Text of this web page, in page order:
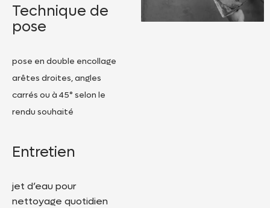
Technique de
pose
pose en double encollage
arêtes droites, angles
carrés ou à 45° selon le
rendu souhaité
Entretien
jet d’eau pour
nettoyage quotidien